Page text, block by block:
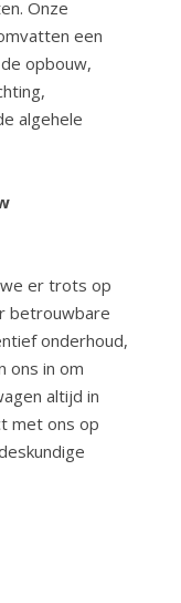
Onze
een
opbouw,
algehele
er trots op
betrouwbare
onderhoud,
ons in om
altijd in
met ons op